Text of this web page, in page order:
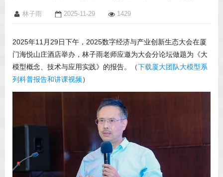
林子雨 2025-11-29 1429
2025年11月29日下午，2025数字经济与产业创新生态大会在厦
门海悦山庄酒店举办，林子雨老师应邀为大会分论坛做题为《大
模型概念、技术与应用实践》的报告。（下载厦大团队大模型系
列科普报告和讲课视频）